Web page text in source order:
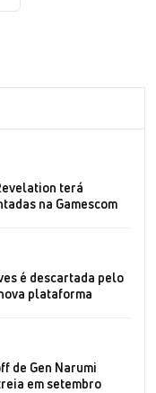
terá
na Gamescom
é descartada pelo
plataforma
de Gen Narumi
em setembro